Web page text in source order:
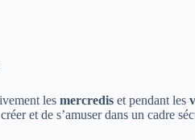
lesmercredis et pendant les
et de s’amuser dans un cadre